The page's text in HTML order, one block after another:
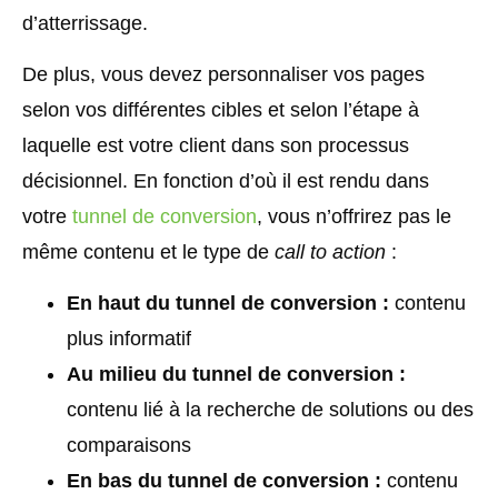
d’atterrissage.
De plus, vous devez personnaliser vos pages
selon vos différentes cibles et selon l’étape à
laquelle est votre client dans son processus
décisionnel. En fonction d’où il est rendu dans
votre tunnel de conversion, vous n’offrirez pas le
même contenu et le type de call to action :
En haut du tunnel de conversion : contenu
plus informatif
Au milieu du tunnel de conversion :
contenu lié à la recherche de solutions ou des
comparaisons
En bas du tunnel de conversion : contenu